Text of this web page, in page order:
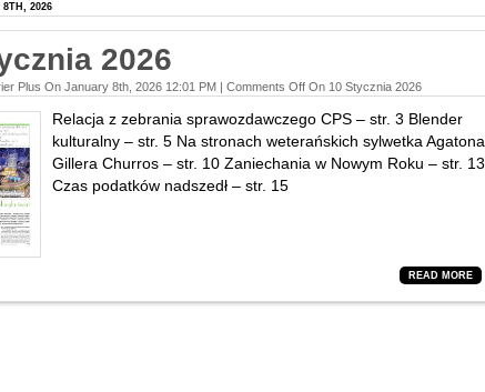
2026
2026
Plus On January 8th, 2026 12:01 PM | Comments Off On 10 Stycznia 2026
Relacja z zebrania sprawozdawczego CPS – str. 3 Blender
kulturalny – str. 5 Na stronach weterańskich sylwetka Agatona
Gillera Churros – str. 10 Zaniechania w Nowym Roku – str. 13
Czas podatków nadszedł – str. 15
READ MORE